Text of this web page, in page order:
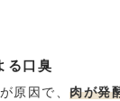
る口臭
原因で、 肉が発